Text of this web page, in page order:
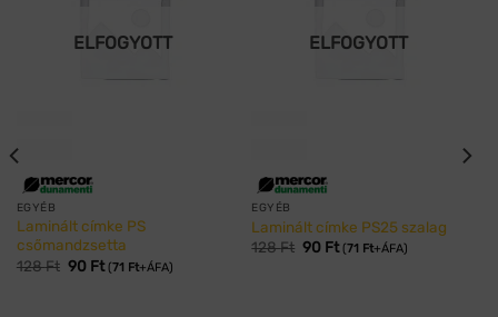
ELFOGYOTT
EGYÉB
Laminált címke PS
csőmandzsetta
128Ft 90 Ft (71 Ft+ÁFA)
ELFOGYOTT
EGYÉB
Laminált címke PS25 szalag
128Ft 90 Ft (71 Ft+ÁFA)